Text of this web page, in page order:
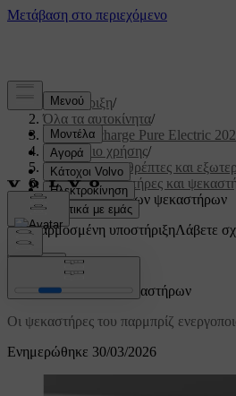
Υποστήριξη/
Όλα τα αυτοκίνητα/
XC40 Recharge Pure Electric
Εγχειρίδιο χρήσης/
Ορατότητα, καθρέπτες και
Υαλοκαθαριστήρες και
Ενεργοποίηση των ψεκαστήρων
Προσαρμοσμένη υποστήριξηΛάβετε
Ενημερώθηκε 30/03/2026
Ενεργοποίηση των ψεκαστήρων
Οι ψεκαστήρες του παρμπρίζ